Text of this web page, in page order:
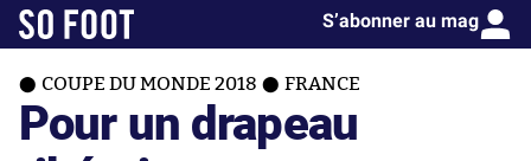
S’abonner au mag
COUPE DU MONDE 2018 FRANCE
Pour un drapeau